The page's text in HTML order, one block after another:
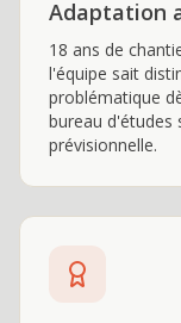
Adaptation
18 ans de
l'équipe sait
problématique
bureau d'études
prévisionnelle.